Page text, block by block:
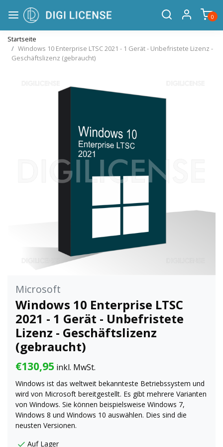
0
Startseite
Windows 10 Enterprise LTSC 2021 - 1 Gerät - Unbefristete Lizenz -
Geschäftslizenz (gebraucht)
Microsoft
Windows 10 Enterprise LTSC
2021 - 1 Gerät - Unbefristete
Lizenz - Geschäftslizenz
(gebraucht)
€130,95 inkl. MwSt.
Windows ist das weltweit bekannteste Betriebssystem und
wird von Microsoft bereitgestellt. Es gibt mehrere Varianten
von Windows. Sie können beispielsweise Windows 7,
Windows 8 und Windows 10 auswählen. Dies sind die
neusten Versionen.
Auf Lager